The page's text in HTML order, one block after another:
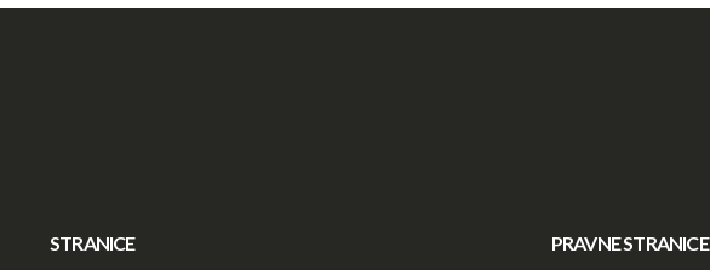
STRANICE PRAVNE STRANICE